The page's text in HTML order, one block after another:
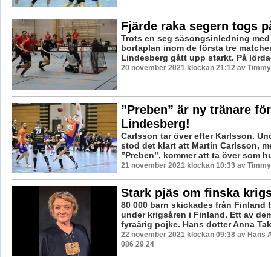
Fjärde raka segern togs
Trots en seg säsongsinledning
bortaplan inom de första tre
Lindesberg gått upp starkt. På
20 november 2021 klockan 21:12 av
”Preben” är ny tränare
Lindesberg!
Carlsson tar över efter Karlsson.
stod det klart att Martin Carlsson,
”Preben”, kommer att ta över som
21 november 2021 klockan 10:33 av
Stark pjäs om finska
80 000 barn skickades från Finland
under krigsåren i Finland. Ett av
fyraårig pojke. Hans dotter Anna
22 november 2021 klockan 09:38 av Hans
086 29 24